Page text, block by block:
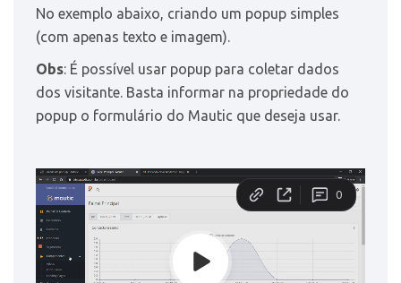
No exemplo abaixo, criando um popup simples
(com apenas texto e imagem).
Obs: É possível usar popup para coletar dados
dos visitante. Basta informar na propriedade do
popup o formulário do Mautic que deseja usar.